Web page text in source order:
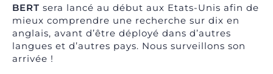
BERT sera lancé au début aux Etats-Unis afin de
mieux comprendre une recherche sur dix en
anglais, avant d’être déployé dans d’autres
langues et d’autres pays. Nous surveillons son
arrivée !